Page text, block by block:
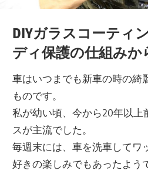
の
効
DIYガラスコーティ
ディ保護の仕組みか
車はいつまでも新車の時の綺
ものです。
私が幼い頃、今から20年以上
スが主流でした。
毎週末には、車を洗車してワ
好きの楽しみでもあったよう